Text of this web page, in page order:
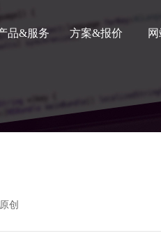
品&服务 方案&报价
创